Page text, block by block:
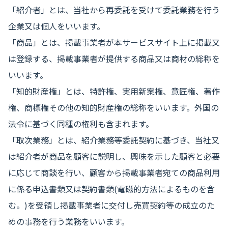
「紹介者」とは、当社から再委託を受けて委託業務を行う
企業又は個人をいいます。
「商品」とは、掲載事業者が本サービスサイト上に掲載又
は登録する、掲載事業者が提供する商品又は商材の総称を
いいます。
「知的財産権」とは、特許権、実用新案権、意匠権、著作
権、商標権その他の知的財産権の総称をいいます。外国の
法令に基づく同種の権利も含まれます。
「取次業務」とは、紹介業務等委託契約に基づき、当社又
は紹介者が商品を顧客に説明し、興味を示した顧客と必要
に応じて商談を行い、顧客から掲載事業者宛ての商品利用
に係る申込書類又は契約書類(電磁的方法によるものを含
む。)を受領し掲載事業者に交付し売買契約等の成立のた
めの事務を行う業務をいいます。